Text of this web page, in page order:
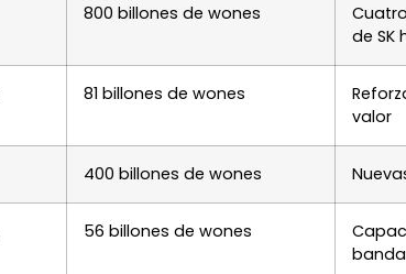
800 billones de wones
de SK
81 billones de wones
valor
400 billones de wones
56 billones de wones
banda